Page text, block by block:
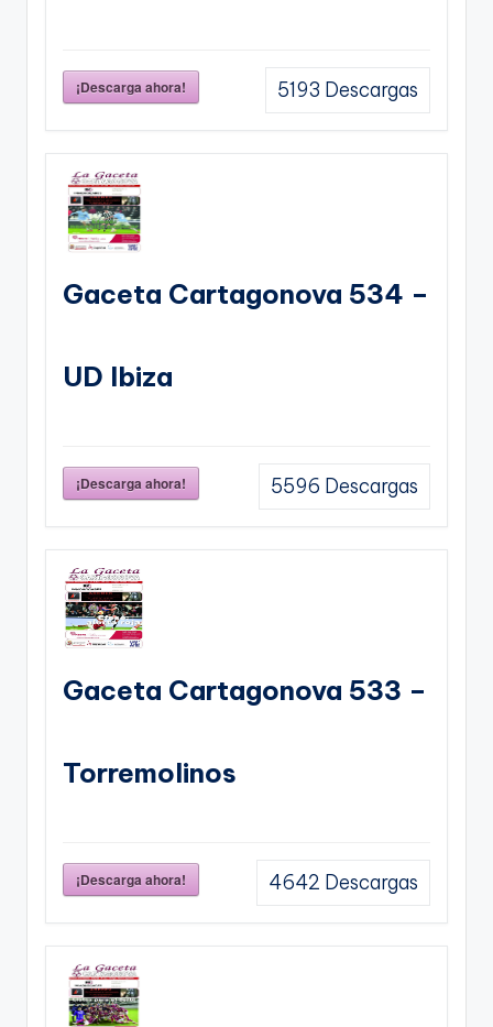
¡Descarga ahora! 5193 Descargas
Gaceta Cartagonova 534 –
UD Ibiza
¡Descarga ahora! 5596 Descargas
Gaceta Cartagonova 533 –
Torremolinos
¡Descarga ahora! 4642 Descargas